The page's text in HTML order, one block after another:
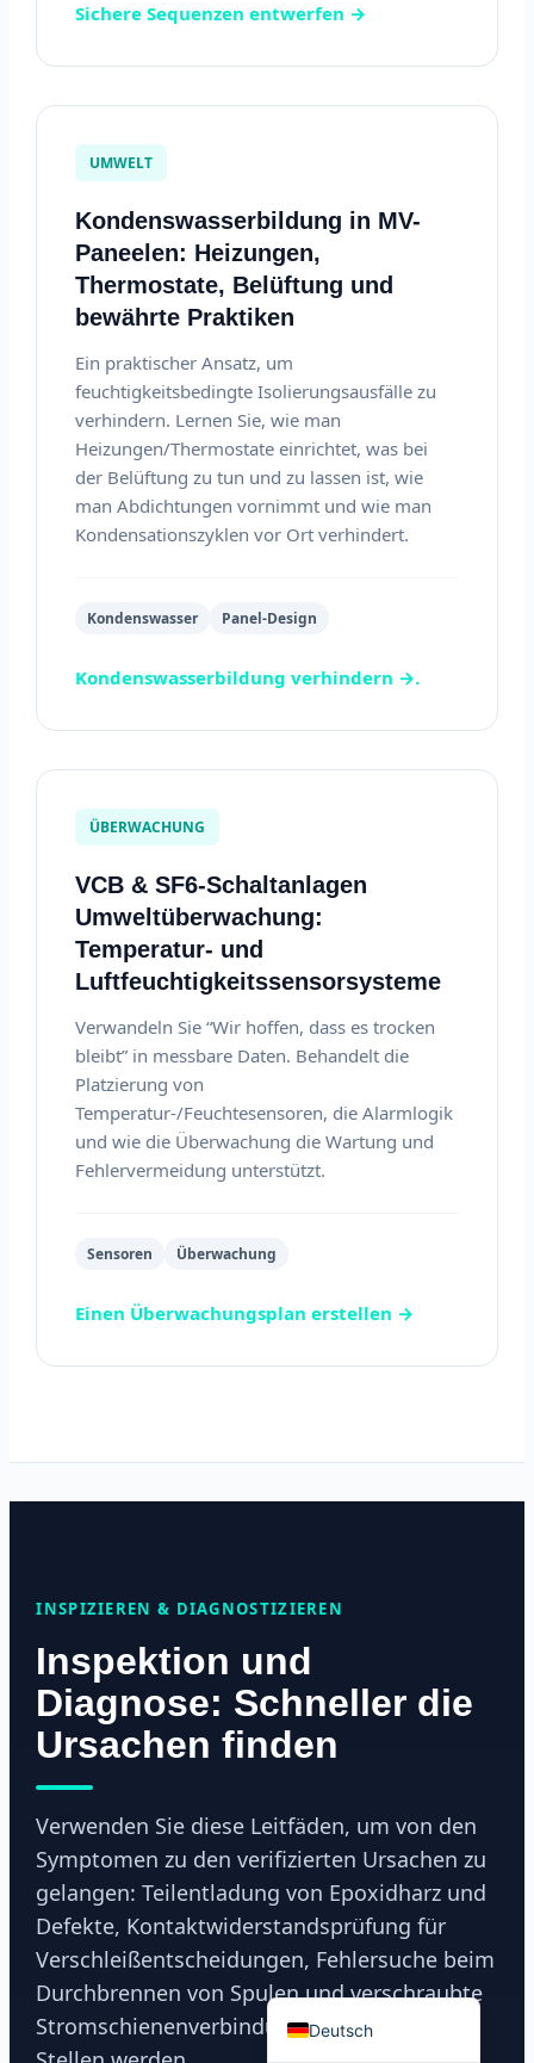
Sichere Sequenzen entwerfen →
UMWELT
Kondenswasserbildung in MV-
Paneelen: Heizungen,
Thermostate, Belüftung und
bewährte Praktiken
Ein praktischer Ansatz, um
feuchtigkeitsbedingte Isolierungsausfälle zu
verhindern. Lernen Sie, wie man
Heizungen/Thermostate einrichtet, was bei
der Belüftung zu tun und zu lassen ist, wie
man Abdichtungen vornimmt und wie man
Kondensationszyklen vor Ort verhindert.
Kondenswasser Panel-Design
Kondenswasserbildung verhindern →.
ÜBERWACHUNG
VCB & SF6-Schaltanlagen
Umweltüberwachung:
Temperatur- und
Luftfeuchtigkeitssensorsysteme
Verwandeln Sie “Wir hoffen, dass es trocken
bleibt” in messbare Daten. Behandelt die
Platzierung von
Temperatur-/Feuchtesensoren, die Alarmlogik
und wie die Überwachung die Wartung und
Fehlervermeidung unterstützt.
Sensoren Überwachung
Einen Überwachungsplan erstellen →
INSPIZIEREN & DIAGNOSTIZIEREN
Inspektion und
Diagnose: Schneller die
Ursachen finden
Verwenden Sie diese Leitfäden, um von den
Symptomen zu den verifizierten Ursachen zu
gelangen: Teilentladung von Epoxidharz und
Defekte, Kontaktwiderstandsprüfung für
Verschleißentscheidungen, Fehlersuche beim
Durchbrennen von Spulen und verschraubte
Stromschienenverbindungen, die zu heißen
Deutsch
English
हिन्दी
Русский
தமிழ்
Français
العربية
Español
Português do Brasil